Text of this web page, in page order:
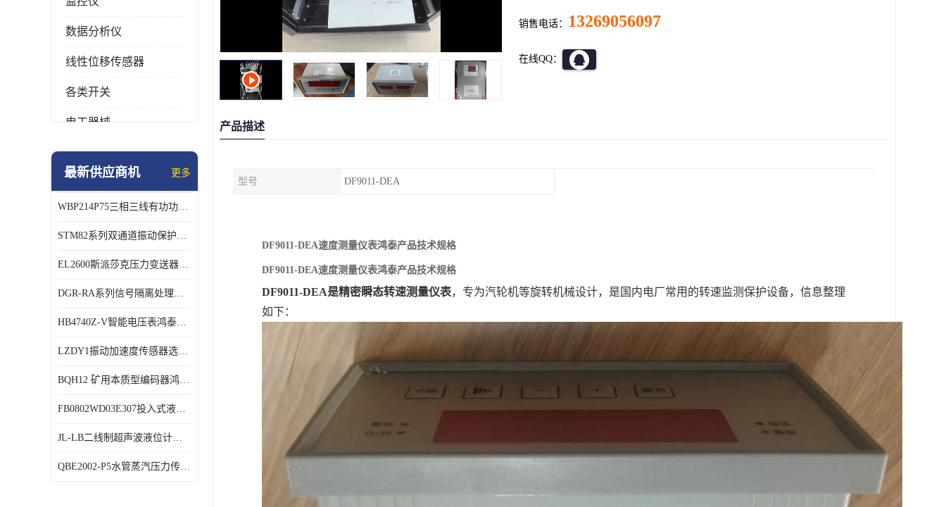
数据分析仪
线性位移传感器
各类开关
电工器械
模块化产品
特殊用处传感器
特殊用途变送器
最新供应商机 更多
WBP214P75三相三线有功功率传感器鸿泰顺达产品稳定性好
STM82系列双通道振动保护表鸿泰产品技术规格
EL2600斯派莎克压力变送器技术规格
DGR-RA系列信号隔离处理器鸿泰产品技术规格
HB4740Z-V智能电压表鸿泰产品外形美观大方
LZDY1振动加速度传感器选型资料
BQH12 矿用本质型编码器鸿泰产品实物展示
FB0802WD03E307投入式液位计鸿泰产品选型参数
JL-LB二线制超声波液位计鸿泰产品外形美观大方
QBE2002-P5水管蒸汽压力传感器西门子产品技术规格
销售电话： 13269056097
在线QQ：
产品描述
型号 DF9011-DEA
DF9011-DEA速度测量仪表鸿泰产品技术规格
DF9011-DEA速度测量仪表鸿泰产品技术规格
DF9011-DEA是精密瞬态转速测量仪表‌，专为汽轮机等旋转机械设计，是国内电厂常用的转速监测保护设备，信息整理
如下：